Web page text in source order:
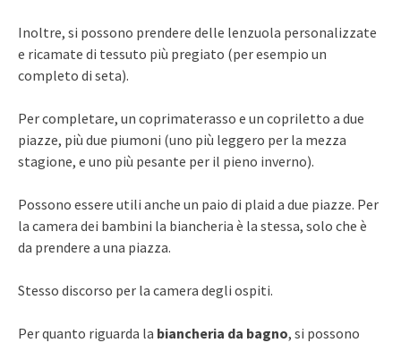
Inoltre, si possono prendere delle lenzuola personalizzate
e ricamate di tessuto più pregiato (per esempio un
completo di seta).
Per completare, un coprimaterasso e un copriletto a due
piazze, più due piumoni (uno più leggero per la mezza
stagione, e uno più pesante per il pieno inverno).
Possono essere utili anche un paio di plaid a due piazze. Per
la camera dei bambini la biancheria è la stessa, solo che è
da prendere a una piazza.
Stesso discorso per la camera degli ospiti.
Per quanto riguarda la biancheria da bagno, si possono